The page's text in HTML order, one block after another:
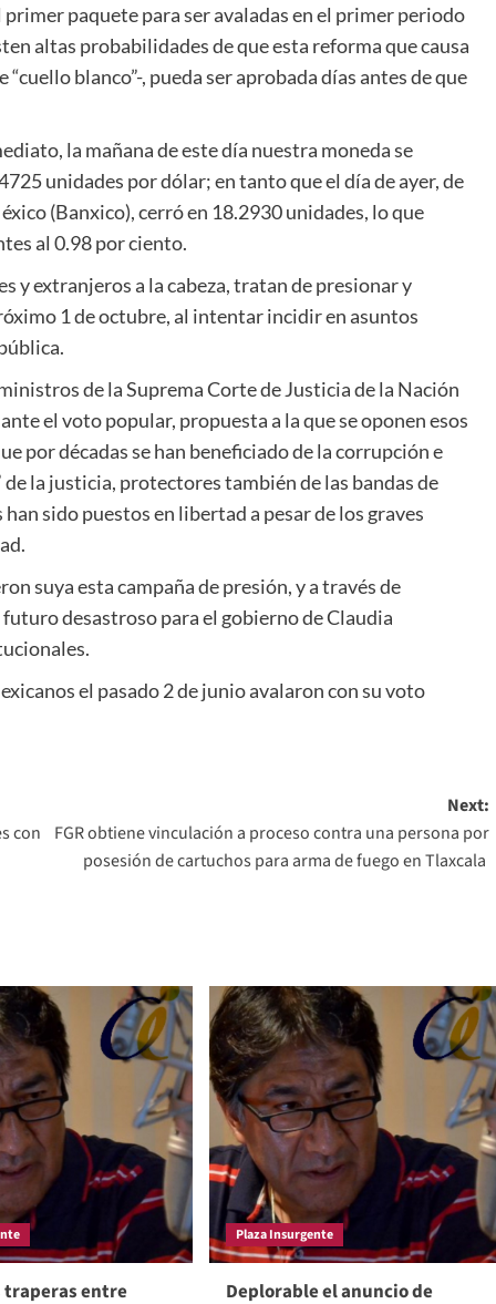
paquete para ser avaladas en el primer periodo
altas probabilidades de que esta reforma que causa
blanco”-, pueda ser aprobada días antes de que
la mañana de este día nuestra moneda se
unidades por dólar; en tanto que el día de ayer, de
(Banxico), cerró en 18.2930 unidades, lo que
al 0.98 por ciento.
y extranjeros a la cabeza, tratan de presionar y
1 de octubre, al intentar incidir en asuntos
de la Suprema Corte de Justicia de la Nación
el voto popular, propuesta a la que se oponen esos
por décadas se han beneficiado de la corrupción e
la justicia, protectores también de las bandas de
sido puestos en libertad a pesar de los graves
suya esta campaña de presión, y a través de
desastroso para el gobierno de Claudia
el pasado 2 de junio avalaron con su voto
con
Next:
FGR obtiene vinculación a proceso contra una persona por
posesión de cartuchos para arma de fuego en Tlaxcala
traperas entre
Plaza Insurgente
Deplorable el anuncio de